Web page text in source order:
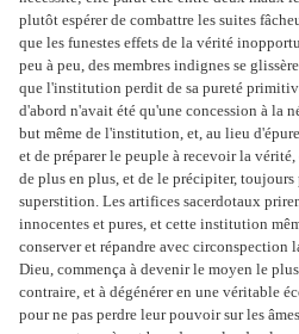
plutôt espérer de combattre les suites
que les funestes effets de la vérité
peu à peu, des membres indignes se
que l'institution perdit de sa pureté
d'abord n'avait été qu'une concession à la
but même de l'institution, et, au lieu
et de préparer le peuple à recevoir la
de plus en plus, et de le précipiter,
superstition. Les artifices sacerdotaux
innocentes et pures, et cette institution
conserver et répandre avec circonspection
Dieu, commença à devenir le moyen le
contraire, et à dégénérer en une véritable
pour ne pas perdre leur pouvoir sur les